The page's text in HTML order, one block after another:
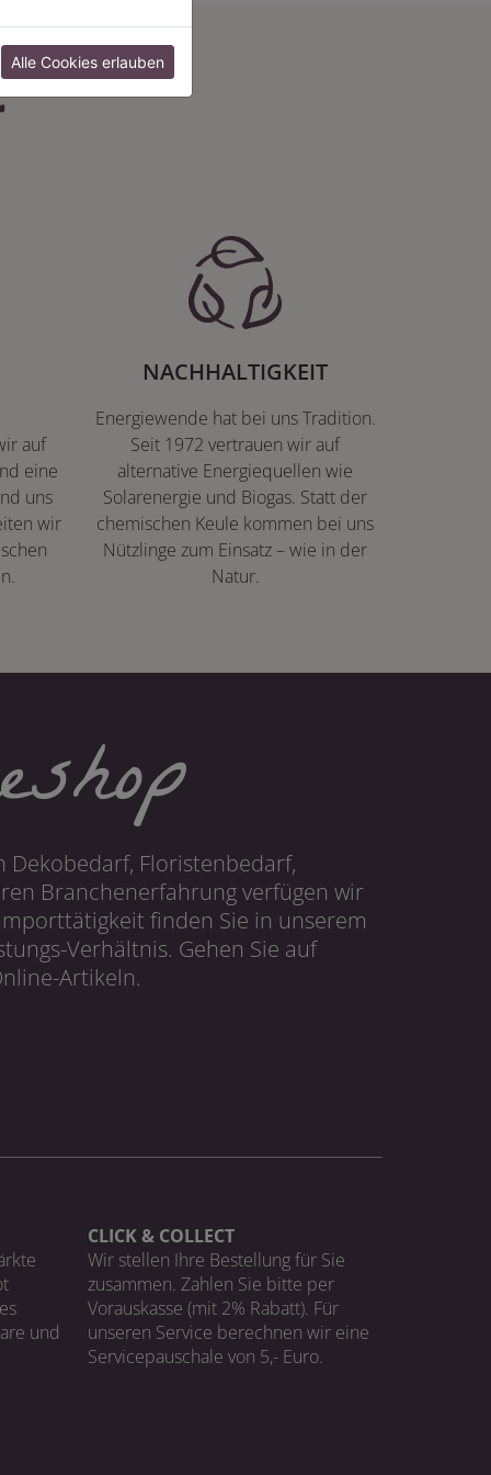
auf
eine
uns
wir
NACHHALTIGKEIT
Energiewende hat bei uns Tradition.
Seit 1972 vertrauen wir auf
alternative Energiequellen wie
Solarenergie und Biogas. Statt der
chemischen Keule kommen bei uns
Nützlinge zum Einsatz – wie in der
Natur.
Floristenbedarf,
Branchenerfahrung verfügen wir
finden Sie in unserem
Verhältnis. Gehen Sie auf
Artikeln.
und
CLICK & COLLECT
Wir stellen Ihre Bestellung für Sie
zusammen. Zahlen Sie bitte per
Vorauskasse (mit 2% Rabatt). Für
unseren Service berechnen wir eine
Servicepauschale von 5,- Euro.
Alle Cookies erlauben